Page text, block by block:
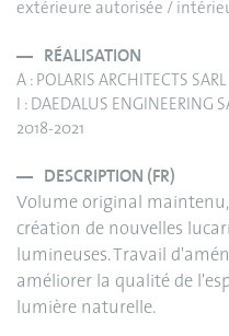
extérieure autorisée /
RÉALISATION
A : POLARIS ARCHITECTS SARL
I : DAEDALUS ENGINEERING
2018-2021
DESCRIPTION (FR)
Volume original
création de nouvelles
lumineuses. Travail
améliorer la qualité de
lumière naturelle.